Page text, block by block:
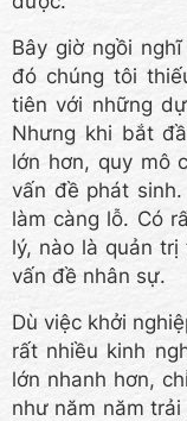
Bây giờ ngồi
đó chúng tôi
tiên với những
Nhưng khi bắt
lớn hơn, quy mô
vấn đề phát
làm càng lỗ. Có
lý, nào là quản
vấn đề nhân sự.
Dù việc khởi
rất nhiều kinh
lớn nhanh hơn,
như năm năm